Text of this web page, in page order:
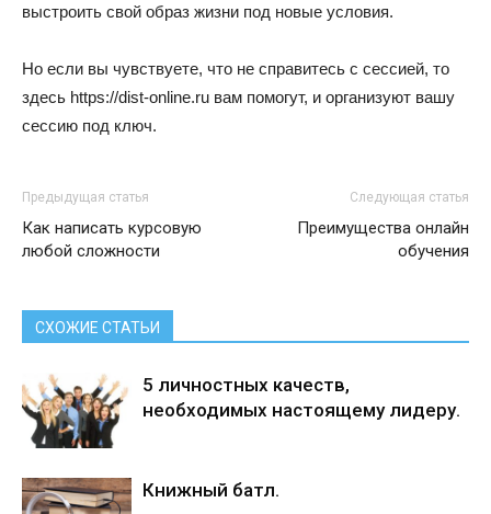
выстроить свой образ жизни под новые условия.
Но если вы чувствуете, что не справитесь с сессией, то
здесь https://dist-online.ru вам помогут, и организуют вашу
сессию под ключ.
Предыдущая статья
Как написать курсовую
любой сложности
Следующая статья
Преимущества онлайн
обучения
СХОЖИЕ СТАТЬИ
5 личностных качеств,
необходимых настоящему лидеру.
Книжный батл.